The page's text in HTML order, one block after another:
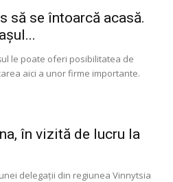
să se întoarcă acasă.
le poate oferi posibilitatea de
aici a unor firme importante.
în vizită de lucru la
delegaţii din regiunea Vinnytsia